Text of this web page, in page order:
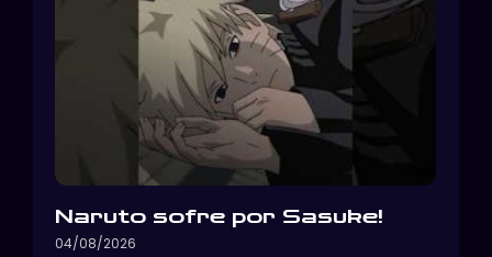
Naruto sofre por Sasuke!
04/08/2026